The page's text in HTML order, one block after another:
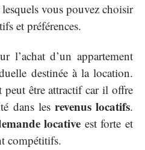
vous pouvez choisir
et préférences.
l’achat d’un appartement
destinée à la location.
peut être attractif car il offre
dans les revenus locatifs.
locative est forte et
compétitifs.